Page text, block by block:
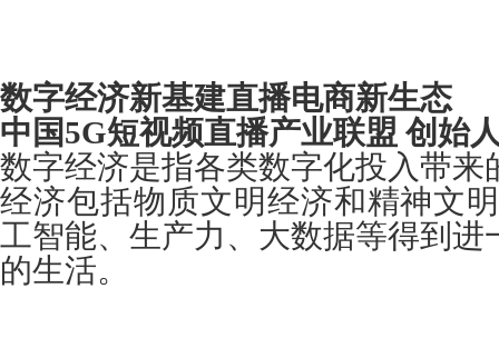
数字经济新基建直播电商新生态
中国5G短视频直播产业联盟 创始
数字经济是指各类数字化投入带来
经济包括物质文明经济和精神文
工智能、生产力、大数据等得到进
的生活。